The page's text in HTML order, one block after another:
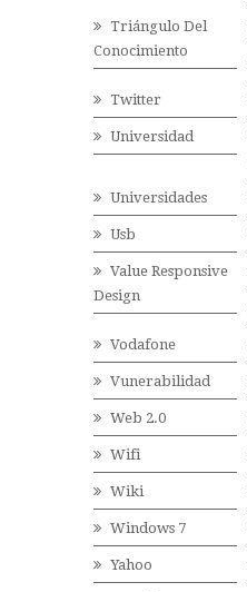
Triángulo Del
Conocimiento
Twitter
Universidad
Universidades
Usb
Value Responsive
Design
Vodafone
Vunerabilidad
Web 2.0
Wifi
Wiki
Windows 7
Yahoo